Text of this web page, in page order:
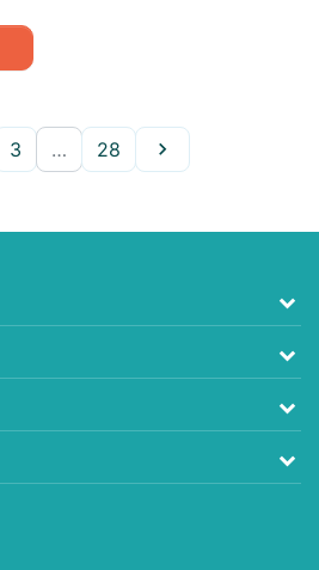
3 … 28 Volgende
